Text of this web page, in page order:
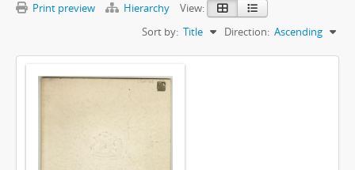
Print preview Hierarchy
View:
Sort by: Title Direction: Ascending